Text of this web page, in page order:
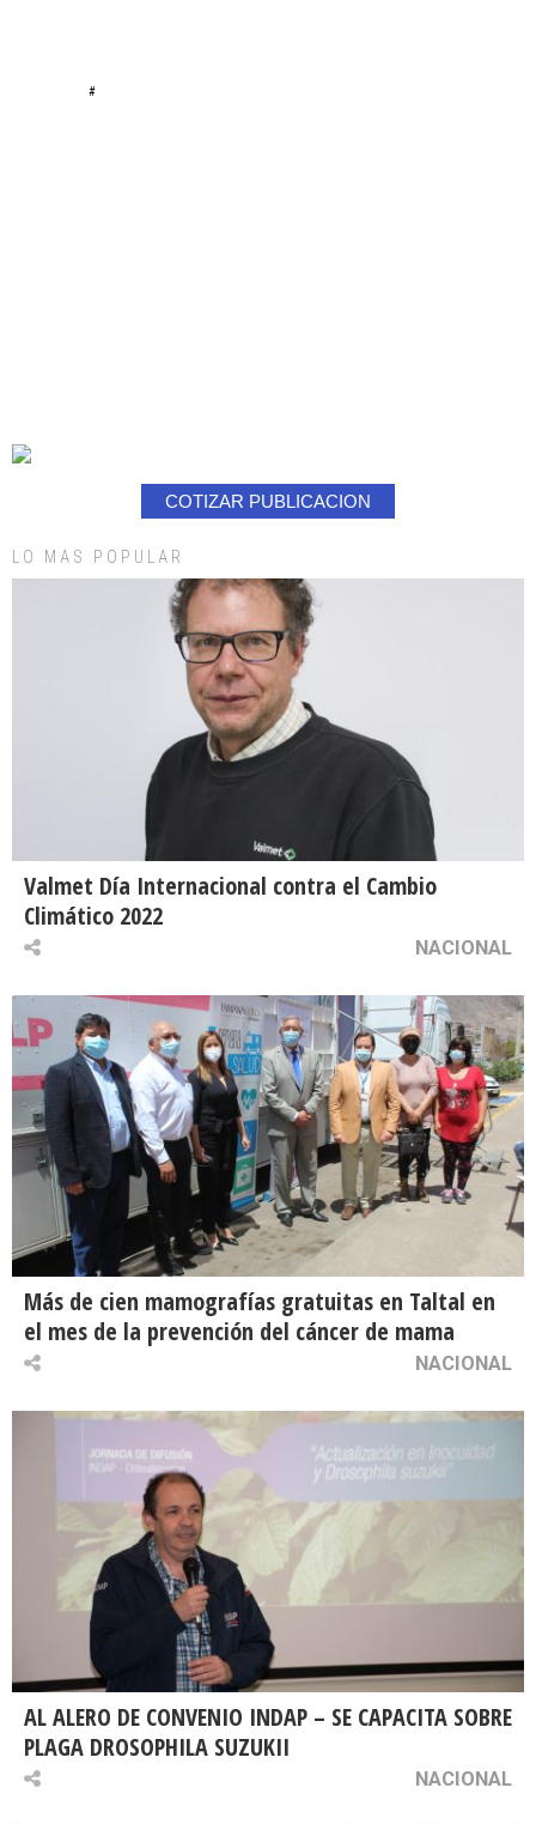
#
COTIZAR PUBLICACION
LO MAS POPULAR
Valmet Día Internacional contra el Cambio
Climático 2022
NACIONAL
Más de cien mamografías gratuitas en Taltal en
el mes de la prevención del cáncer de mama
NACIONAL
AL ALERO DE CONVENIO INDAP – SE CAPACITA SOBRE
PLAGA DROSOPHILA SUZUKII
NACIONAL